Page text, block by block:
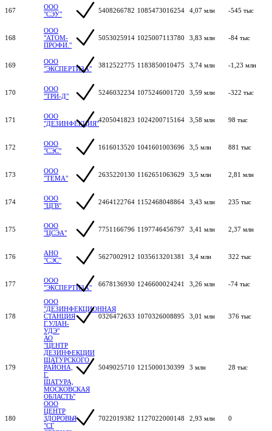
167
ООО
"СЭУ"
5408266782 1085473016254 4,07 млн -545 тыс
168
ООО
"АТОМ-
ПРОФИ."
5053025914 1025007113780 3,83 млн -84 тыс
169
ООО
"ЭКСПЕРТИЗА"
3812522775 1183850010475 3,74 млн -1,23 млн
170
ООО
"ТРИ-Д"
5246032234 1075246001720 3,59 млн -322 тыс
171
ООО
"ДЕЗИНФЕКЦИЯ"4205041823 1024200715164 3,58 млн 98 тыс
172
ООО
"СЭС"
1616013520 1041601003696 3,5 млн 881 тыс
173
ООО
"ТЕМА"
2635220130 1162651063629 3,5 млн 2,81 млн
174
ООО
"ЦГВ"
2464122764 1152468048864 3,43 млн 235 тыс
175
ООО
"ЦСЭА"
7751166796 1197746456797 3,41 млн 2,37 млн
176
АНО
"СЭС"
5627002912 1035613201381 3,4 млн 322 тыс
177
ООО
"ЭКСПЕРТИЗА"
6678136930 1246600024241 3,26 млн -74 тыс
178
ООО
"ДЕЗИНФЕКЦИОННАЯ
СТАНЦИЯ
Г.УЛАН-
УДЭ"
0326472633 1070326008895 3,01 млн 376 тыс
179
АО
"ЦЕНТР
ДЕЗИНФЕКЦИИ
ШАТУРСКОГО
РАЙОНА,
Г.
ШАТУРА,
МОСКОВСКАЯ
ОБЛАСТЬ"
5049025710 1215000130399 3 млн 28 тыс
180
ООО
ЦЕНТР
ЗДОРОВЬЯ
"СГ
7022019382 1127022000148 2,93 млн 0